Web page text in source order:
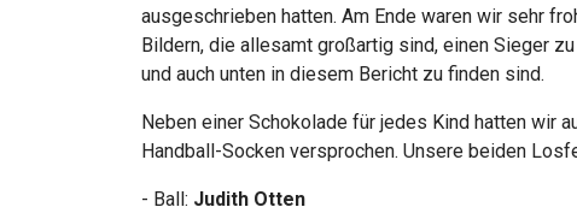
ausgeschrieben hatten. Am Ende waren wir sehr
Bildern, die allesamt großartig sind, einen Sieger
und auch unten in diesem Bericht zu finden sind.
Neben einer Schokolade für jedes Kind hatten wir
Handball-Socken versprochen. Unsere beiden
- Ball: Judith Otten